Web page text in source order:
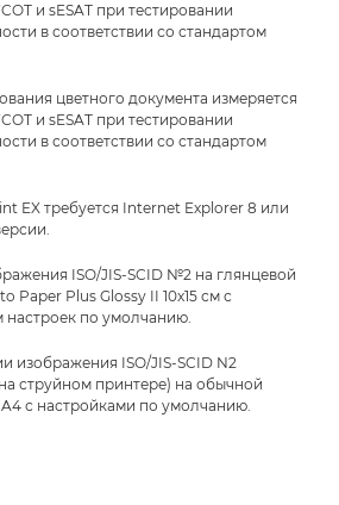
и sESAT при тестировании
в соответствии со стандартом
цветного документа измеряется
и sESAT при тестировании
в соответствии со стандартом
EX требуется Internet Explorer 8 или
ISO/JIS-SCID №2 на глянцевой
Paper Plus Glossy II 10x15 см с
настроек по умолчанию.
изображения ISO/JIS-SCID N2
струйном принтере) на обычной
с настройками по умолчанию.